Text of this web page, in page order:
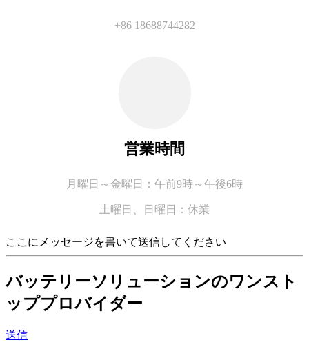
+86 18688744282
営業時間
月曜日～金曜日：午前9時～午後6時
土曜日、 日曜日：休業
ここにメッセージを書いて送信してください
バッテリーソリューションのワンスト
ッププロバイダー
送信